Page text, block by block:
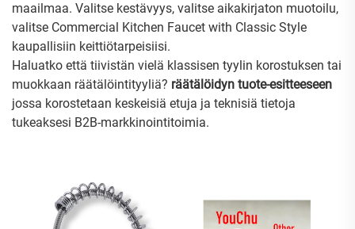
maailmaa. Valitse kestävyys, valitse aikakirjaton muotoilu,
valitse Commercial Kitchen Faucet with Classic Style
kaupallisiin keittiötarpeisiisi.
Haluatko että tiivistän vielä klassisen tyylin korostuksen tai
muokkaan räätälöintityyliä? räätälöidyn tuote-esitteeseen
jossa korostetaan keskeisiä etuja ja teknisiä tietoja
tukeaksesi B2B-markkinointitoimia.